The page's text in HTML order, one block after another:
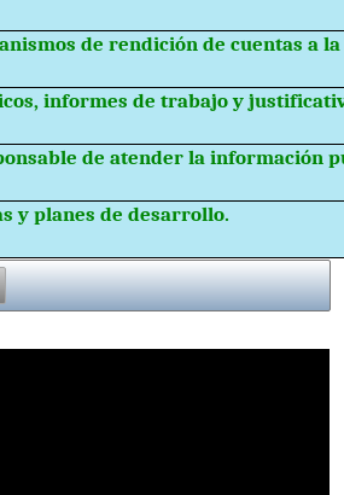
de rendición de cuentas a
informes de trabajo y
de atender la información
y planes de desarrollo.